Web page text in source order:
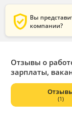
verified_user Вы
компании?
Отзывы о
зарплаты,
(1)